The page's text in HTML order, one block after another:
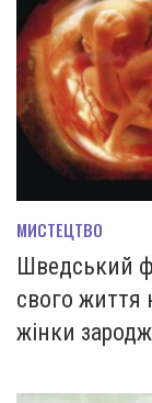
МИСТЕЦТВО
Шведський
свого життя
жінки